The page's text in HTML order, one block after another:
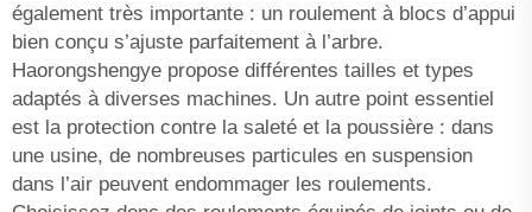
également très importante : un roulement à blocs d’appui
bien conçu s’ajuste parfaitement à l’arbre.
Haorongshengye propose différentes tailles et types
adaptés à diverses machines. Un autre point essentiel
est la protection contre la saleté et la poussière : dans
une usine, de nombreuses particules en suspension
dans l’air peuvent endommager les roulements.